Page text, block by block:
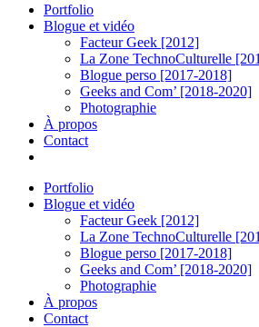
Menu
Portfolio
Blogue et vidéo
Facteur Geek [2012]
La Zone TechnoCulturelle
Blogue perso [2017-2018]
Geeks and Com’ [2018-2020]
Photographie
À propos
Contact
Portfolio
Blogue et vidéo
Facteur Geek [2012]
La Zone TechnoCulturelle
Blogue perso [2017-2018]
Geeks and Com’ [2018-2020]
Photographie
À propos
Contact